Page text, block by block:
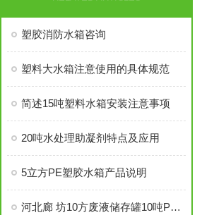
塑胶消防水箱咨询
塑料大水箱注意使用的具体规范
简述15吨塑料水箱安装注意事项
20吨水处理助凝剂特点及应用
5立方PE塑胶水箱产品说明
河北廊 坊10方废液储存罐10吨PE大桶材质性能